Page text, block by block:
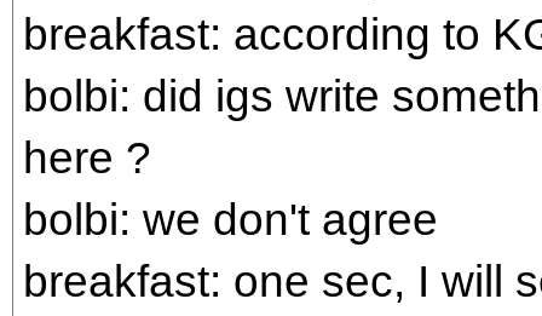
breakfast: according to
bolbi: did igs write
here ?
bolbi: we don't agree
breakfast: one sec, I will